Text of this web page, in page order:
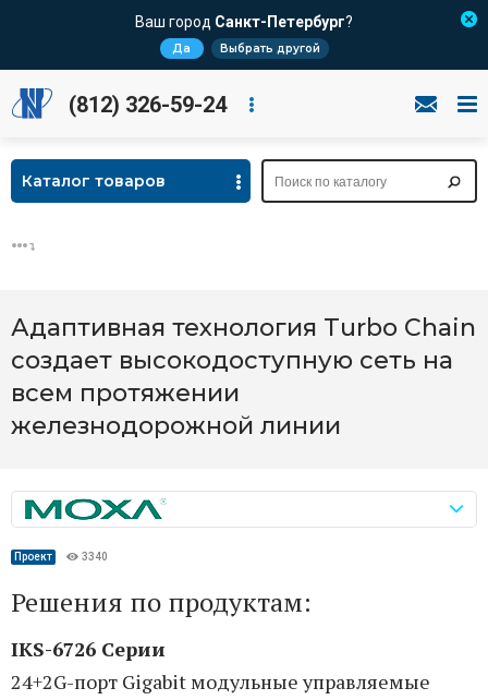
Ваш город Санкт-Петербург?
Да Выбрать другой
(812) 326-59-24
Каталог товаров
Адаптивная технология Turbo Chain
создает высокодоступную сеть на
всем протяжении
железнодорожной линии
Проект 3340
Решения по продуктам:
IKS-6726 Серии
24+2G-порт Gigabit модульные управляемые